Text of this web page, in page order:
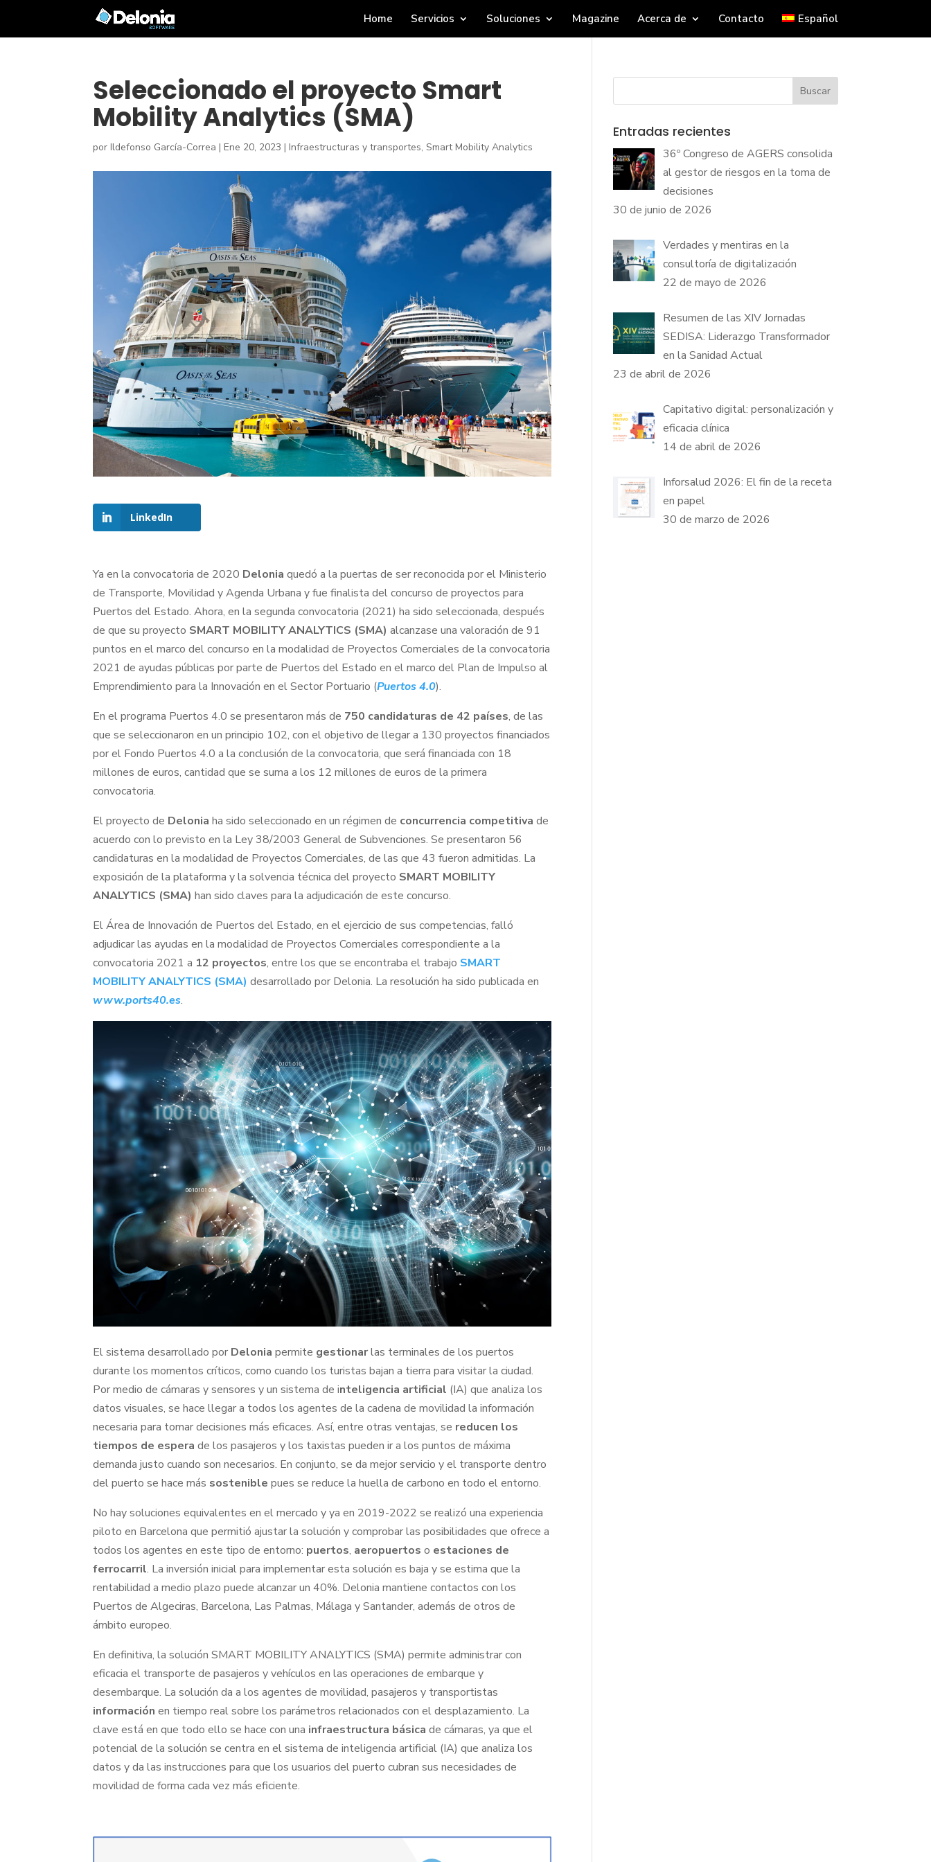
Home Servicios Soluciones Magazine Acerca de Contacto Español
Seleccionado el proyecto Smart
Mobility Analytics (SMA)
porIldefonso García-Correa |Ene 20, 2023 |Infraestructuras y transportes,Smart Mobility Analytics
LinkedIn
Ya en la convocatoria de 2020 Delonia quedó a la puertas de ser reconocida por el Ministerio
de Transporte, Movilidad y Agenda Urbana y fue finalista del concurso de proyectos para
Puertos del Estado. Ahora, en la segunda convocatoria (2021) ha sido seleccionada, después
de que su proyecto SMART MOBILITY ANALYTICS (SMA) alcanzase una valoración de 91
puntos en el marco del concurso en la modalidad de Proyectos Comerciales de la convocatoria
2021 de ayudas públicas por parte de Puertos del Estado en el marco del Plan de Impulso al
Emprendimiento para la Innovación en el Sector Portuario (Puertos 4.0).
En el programa Puertos 4.0 se presentaron más de 750 candidaturas de 42 países, de las
que se seleccionaron en un principio 102, con el objetivo de llegar a 130 proyectos financiados
por el Fondo Puertos 4.0 a la conclusión de la convocatoria, que será financiada con 18
millones de euros, cantidad que se suma a los 12 millones de euros de la primera
convocatoria.
El proyecto de Delonia ha sido seleccionado en un régimen de concurrencia competitiva de
acuerdo con lo previsto en la Ley 38/2003 General de Subvenciones. Se presentaron 56
candidaturas en la modalidad de Proyectos Comerciales, de las que 43 fueron admitidas. La
exposición de la plataforma y la solvencia técnica del proyecto SMART MOBILITY
ANALYTICS (SMA) han sido claves para la adjudicación de este concurso.
El Área de Innovación de Puertos del Estado, en el ejercicio de sus competencias, falló
adjudicar las ayudas en la modalidad de Proyectos Comerciales correspondiente a la
convocatoria 2021 a 12 proyectos, entre los que se encontraba el trabajo SMART
MOBILITY ANALYTICS (SMA) desarrollado por Delonia. La resolución ha sido publicada en
www.ports40.es.
El sistema desarrollado por Delonia permite gestionarlas terminales de los puertos
durante los momentos críticos, como cuando los turistas bajan a tierra para visitar la ciudad.
Por medio de cámaras y sensores y un sistema de inteligencia artificial (IA) que analiza los
datos visuales, se hace llegar a todos los agentes de la cadena de movilidad la información
necesaria para tomar decisiones más eficaces. Así, entre otras ventajas, se reducen los
tiempos de espera de los pasajeros y los taxistas pueden ir a los puntos de máxima
demanda justo cuando son necesarios. En conjunto, se da mejor servicio y el transporte dentro
del puerto se hace más sostenible pues se reduce la huella de carbono en todo el entorno.
No hay soluciones equivalentes en el mercado y ya en 2019-2022 se realizó una experiencia
piloto en Barcelona que permitió ajustar la solución y comprobar las posibilidades que ofrece a
todos los agentes en este tipo de entorno: puertos, aeropuertos o estaciones de
ferrocarril. La inversión inicial para implementar esta solución es baja y se estima que la
rentabilidad a medio plazo puede alcanzar un 40%. Delonia mantiene contactos con los
Puertos de Algeciras, Barcelona, Las Palmas, Málaga y Santander, además de otros de
ámbito europeo.
En definitiva, la solución SMART MOBILITY ANALYTICS (SMA) permite administrar con
eficacia el transporte de pasajeros y vehículos en las operaciones de embarque y
desembarque. La solución da a los agentes de movilidad, pasajeros y transportistas
información en tiempo real sobre los parámetros relacionados con el desplazamiento. La
clave está en que todo ello se hace con una infraestructura básica de cámaras, ya que el
potencial de la solución se centra en el sistema de inteligencia artificial (IA) que analiza los
datos y da las instrucciones para que los usuarios del puerto cubran sus necesidades de
movilidad de forma cada vez más eficiente.
Buscar
Entradas recientes
36º Congreso de AGERS consolida
al gestor de riesgos en la toma de
decisiones
30 de junio de 2026
Verdades y mentiras en la
consultoría de digitalización
22 de mayo de 2026
Resumen de las XIV Jornadas
SEDISA: Liderazgo Transformador
en la Sanidad Actual
23 de abril de 2026
Capitativo digital: personalización y
eficacia clínica
14 de abril de 2026
Inforsalud 2026: El fin de la receta
en papel
30 de marzo de 2026